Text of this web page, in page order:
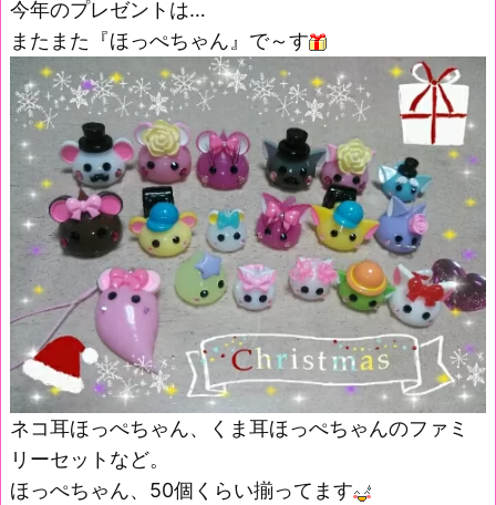
今年のプレゼントは…
またまた『ほっぺちゃん』で～す
ネコ耳ほっぺちゃん、くま耳ほっぺちゃんのファミ
リーセットなど。
ほっぺちゃん、50個くらい揃ってます